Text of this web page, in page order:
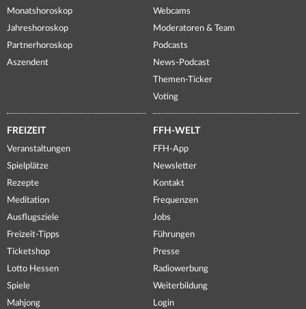
Monatshoroskop
Jahreshoroskop
Partnerhoroskop
Aszendent
Webcams
Moderatoren & Team
Podcasts
News-Podcast
Themen-Ticker
Voting
FREIZEIT
Veranstaltungen
Spielplätze
Rezepte
Meditation
Ausflugsziele
Freizeit-Tipps
Ticketshop
Lotto Hessen
Spiele
Mahjong
FFH-WELT
FFH-App
Newsletter
Kontakt
Frequenzen
Jobs
Führungen
Presse
Radiowerbung
Weiterbildung
Login